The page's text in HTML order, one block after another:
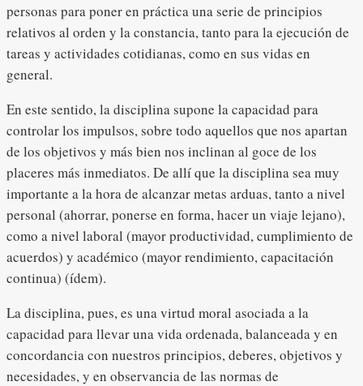
personas para poner en práctica una serie de principios
relativos al orden y la constancia, tanto para la ejecución de
tareas y actividades cotidianas, como en sus vidas en
general.
En este sentido, la disciplina supone la capacidad para
controlar los impulsos, sobre todo aquellos que nos apartan
de los objetivos y más bien nos inclinan al goce de los
placeres más inmediatos. De allí que la disciplina sea muy
importante a la hora de alcanzar metas arduas, tanto a nivel
personal (ahorrar, ponerse en forma, hacer un viaje lejano),
como a nivel laboral (mayor productividad, cumplimiento de
acuerdos) y académico (mayor rendimiento, capacitación
continua) (ídem).
La disciplina, pues, es una virtud moral asociada a la
capacidad para llevar una vida ordenada, balanceada y en
concordancia con nuestros principios, deberes, objetivos y
necesidades, y en observancia de las normas de